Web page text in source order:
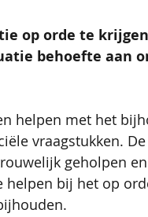
op orde te
behoefte aan
helpen met het
vraagstukken. De
geholpen
bij het op